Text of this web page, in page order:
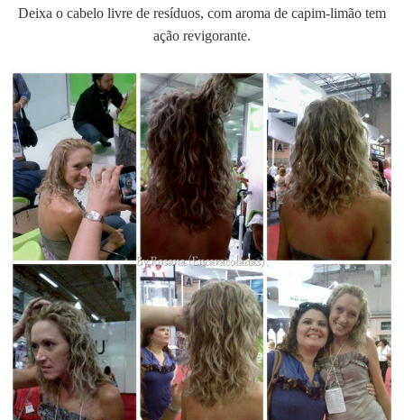
Deixa o cabelo livre de resíduos, com aroma de capim-limão tem
ação revigorante.